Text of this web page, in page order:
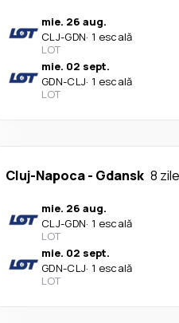
mie. 26 aug.
CLJ-GDN· 1 escală
LOT
mie. 02 sept.
GDN-CLJ· 1 escală
LOT
Cluj-Napoca- Gdansk 8 zile
mie. 26 aug.
CLJ-GDN· 1 escală
LOT
mie. 02 sept.
GDN-CLJ· 1 escală
LOT